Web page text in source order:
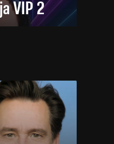
VIP 2